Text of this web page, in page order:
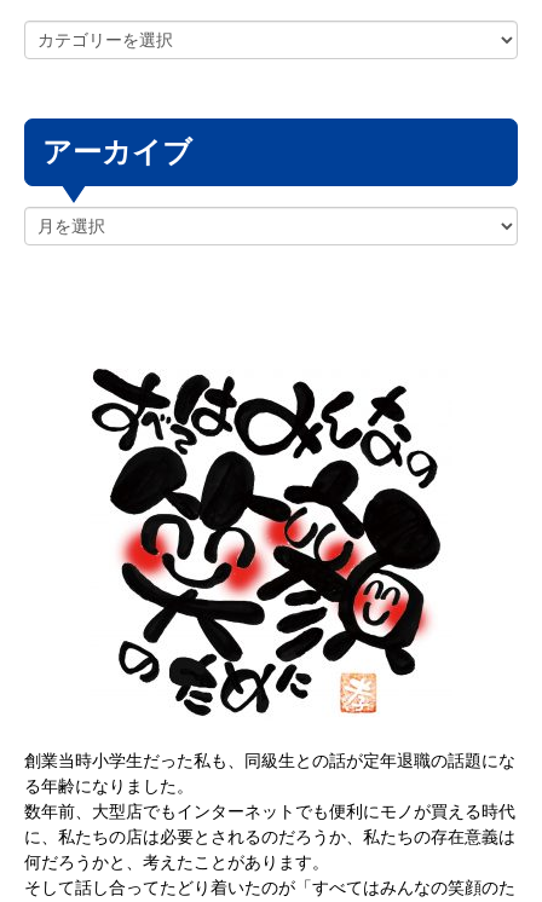
アーカイブ
創業当時小学生だった私も、同級生との話が定年退職の話題にな
る年齢になりました。
数年前、大型店でもインターネットでも便利にモノが買える時代
に、私たちの店は必要とされるのだろうか、私たちの存在意義は
何だろうかと、考えたことがあります。
そして話し合ってたどり着いたのが「すべてはみんなの笑顔のた